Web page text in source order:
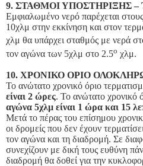
9. ΣΤΑΘΜΟΙ ΥΠΟΣΤΗΡΙΞΗΣ
Εμφιαλωμένο νερό παρέχεται
10χλμ στην εκκίνηση και στον
χλμ θα υπάρχει σταθμός με νερά
τον αγώνα των 5χλμ στο 2.5ο χλμ.
10. ΧΡΟΝΙΚΟ ΟΡΙΟ
Το ανώτατο χρονικό όριο
είναι 2 ώρες. Το ανώτατο χρονικό
αγώνα 5χλμ είναι 1 ώρα και 15
Μετά το πέρας του επίσημου
οι δρομείς που δεν έχουν
τον αγώνα και τη διαδρομή. Σε
συνεχίζουν με δική τους ευθύνη
διαδρομή θα δοθεί για την